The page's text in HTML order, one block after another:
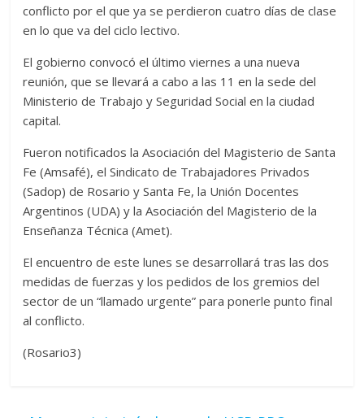
conflicto por el que ya se perdieron cuatro días de clase
en lo que va del ciclo lectivo.
El gobierno convocó el último viernes a una nueva
reunión, que se llevará a cabo a las 11 en la sede del
Ministerio de Trabajo y Seguridad Social en la ciudad
capital.
Fueron notificados la Asociación del Magisterio de Santa
Fe (Amsafé), el Sindicato de Trabajadores Privados
(Sadop) de Rosario y Santa Fe, la Unión Docentes
Argentinos (UDA) y la Asociación del Magisterio de la
Enseñanza Técnica (Amet).
El encuentro de este lunes se desarrollará tras las dos
medidas de fuerzas y los pedidos de los gremios del
sector de un “llamado urgente” para ponerle punto final
al conflicto.
(Rosario3)